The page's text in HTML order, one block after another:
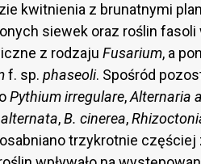
kwitnienia z brunatnymi
siewek oraz roślin
z rodzaju Fusarium, a
f. sp. phaseoli. Spośród
Pythium irregulare,Alternaria
,B. cinerea,
trzykrotnie częściej